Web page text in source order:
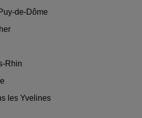
de-Dôme
Rhin
les Yvelines